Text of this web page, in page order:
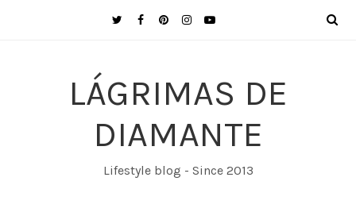
LÁGRIMAS DE
DIAMANTE
Lifestyle blog - Since 2013